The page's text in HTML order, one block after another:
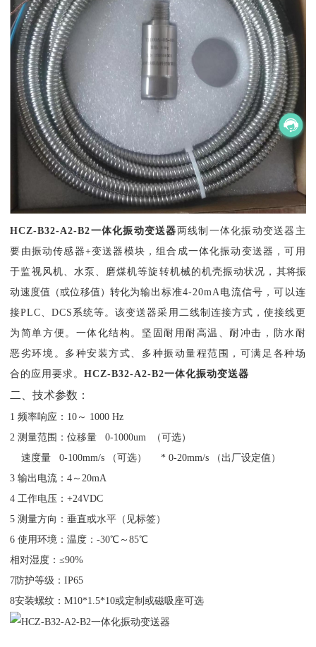
HCZ-B32-A2-B2一体化振动变送器两线制一体化振动变送器主
要由振动传感器+变送器模块，组合成一体化振动变送器，可用
于监视风机、水泵、磨煤机等旋转机械的机壳振动状况， 其将振
动速度值（或位移值）转化为输出标准4-20mA电流信号，可以连
接PLC、DCS系统等。该变送器采用二线制连接方式，使接线更
为简单方便。一体化结构。坚固耐用耐高温、耐冲击，防水耐
恶劣环境。多种安装方式、多种振动量程范围，可满足各种场
合的应用要求。HCZ-B32-A2-B2一体化振动变送器
二、技术参数：
1 频率响应：10～ 1000 Hz
2 测量范围：位移量 0-1000um （可选）
速度量
0-100mm/s （可选） * 0-20mm/s （出厂设定值）
3 输出电流：4～20mA
4 工作电压：+24VDC
5 测量方向：垂直或水平（见标签）
6 使用环境：温度：-30℃～85℃
相对湿度：≤90%
7防护等级：IP65
8安装螺纹：M10*1.5*10或定制或磁吸座可选